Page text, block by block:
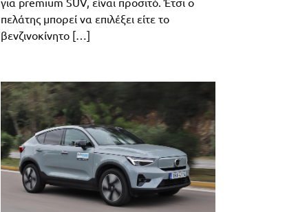
για premium SUV, είναι προσιτό. Έτσι ο
πελάτης μπορεί να επιλέξει είτε το
βενζινοκίνητο […]